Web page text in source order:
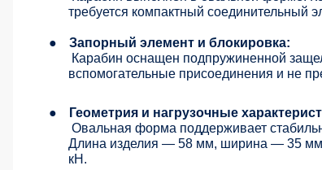
требуется компактный соединительный
●
Запорный элемент и блокировка:
Карабин оснащен подпружиненной
вспомогательные присоединения и не
●
Геометрия и нагрузочные
Овальная форма поддерживает
Длина изделия — 58 мм, ширина — 35
кН.